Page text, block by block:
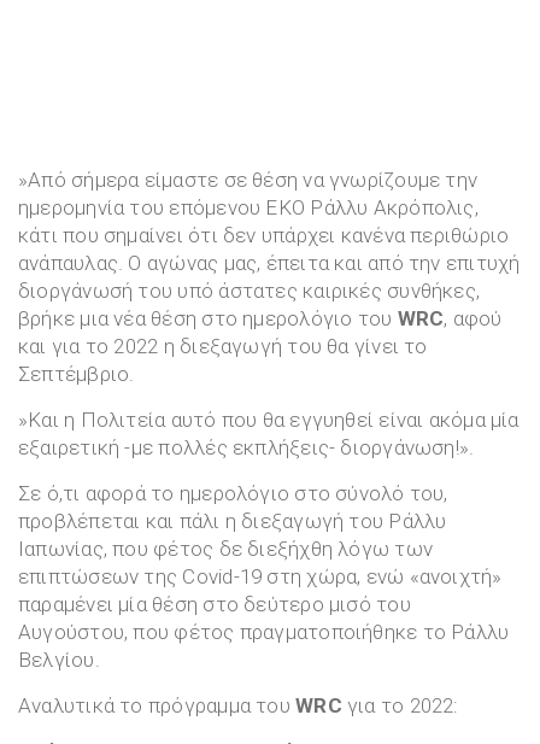
»Από σήμερα είμαστε σε θέση να γνωρίζουμε την
ημερομηνία του επόμενου ΕΚΟ Ράλλυ Ακρόπολις,
κάτι που σημαίνει ότι δεν υπάρχει κανένα περιθώριο
ανάπαυλας. Ο αγώνας μας, έπειτα και από την επιτυχή
διοργάνωσή του υπό άστατες καιρικές συνθήκες,
βρήκε μια νέα θέση στο ημερολόγιο του WRC, αφού
και για το 2022 η διεξαγωγή του θα γίνει το
Σεπτέμβριο.
»Και η Πολιτεία αυτό που θα εγγυηθεί είναι ακόμα μία
εξαιρετική -με πολλές εκπλήξεις- διοργάνωση!».
Σε ό,τι αφορά το ημερολόγιο στο σύνολό του,
προβλέπεται και πάλι η διεξαγωγή του Ράλλυ
Ιαπωνίας, που φέτος δε διεξήχθη λόγω των
επιπτώσεων της Covid-19 στη χώρα, ενώ «ανοιχτή»
παραμένει μία θέση στο δεύτερο μισό του
Αυγούστου, που φέτος πραγματοποιήθηκε το Ράλλυ
Βελγίου.
Αναλυτικά το πρόγραμμα τουWRC για το 2022: